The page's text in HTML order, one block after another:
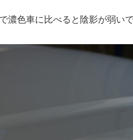
濃色車に比べると陰影が弱い